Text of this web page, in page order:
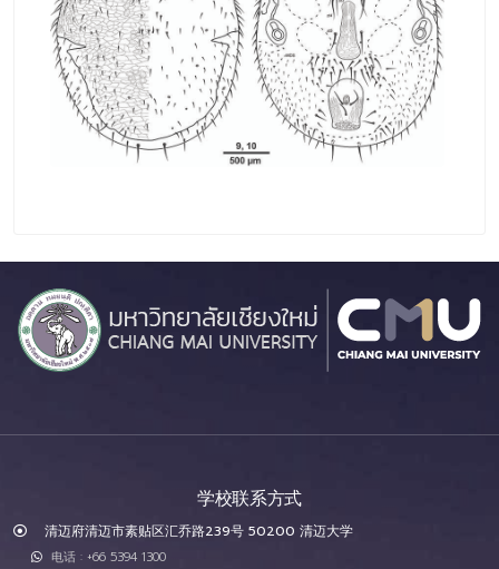
学校联系方式
清迈府清迈市素贴区汇乔路239号 50200 清迈大学
电话 : +66 5394 1300